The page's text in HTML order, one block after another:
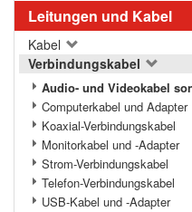
Leitungen und Kabel
Kabel
Verbindungskabel
Audio- und Videokabel
Computerkabel und Adapter
Koaxial-Verbindungskabel
Monitorkabel und -Adapter
Strom-Verbindungskabel
Telefon-Verbindungskabel
USB-Kabel und -Adapter